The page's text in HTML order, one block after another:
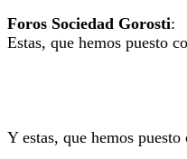
Foros Sociedad Gorosti:
Estas, que hemos puesto
Y estas, que hemos